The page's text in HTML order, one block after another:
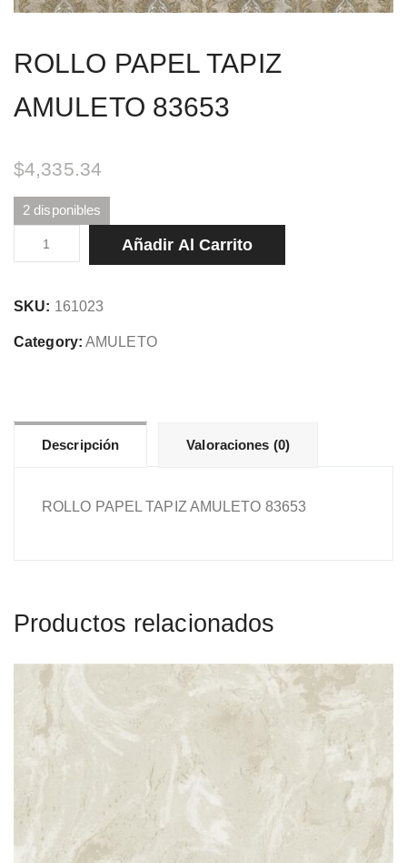
ROLLO PAPEL TAPIZ
AMULETO 83653
$4,335.34
2 disponibles
ROLLO
PAPEL
AMULETO
83653
Añadir Al Carrito
SKU: 161023
Category: AMULETO
Descripción Valoraciones (0)
ROLLO PAPEL TAPIZ AMULETO 83653
Productos relacionados